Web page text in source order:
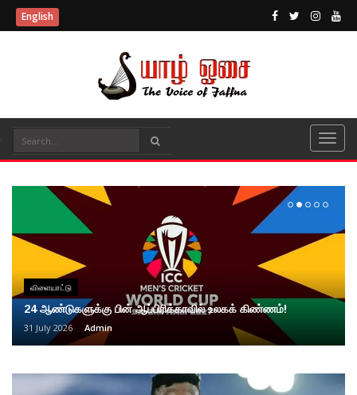
English
விளையாட்டு
24 ஆண்டுகளுக்கு பின் ஆப்பிரிக்காவில் உலகக் கிண்ணம்!
31 July 2026 Admin